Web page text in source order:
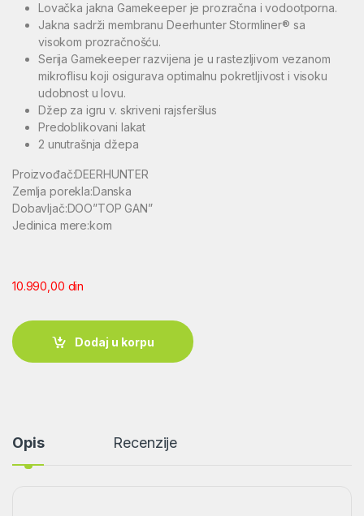
Lovačka jakna Gamekeeper je prozračna i vodootporna.
Jakna sadrži membranu Deerhunter Stormliner® sa
visokom prozračnošću.
Serija Gamekeeper razvijena je u rastezljivom vezanom
mikroflisu koji osigurava optimalnu pokretljivost i visoku
udobnost u lovu.
Džep za igru v. skriveni rajsferšlus
Predoblikovani lakat
2 unutrašnja džepa
Proizvođač:DEERHUNTER
Zemlja porekla:Danska
Dobavljač:DOO”TOP GAN”
Jedinica mere:kom
10.990,00 din
Dodaj u korpu
Opis Recenzije